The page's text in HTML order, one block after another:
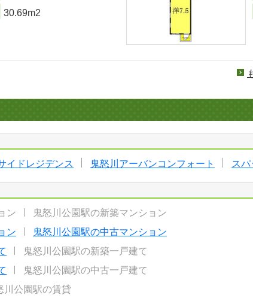
30.69m2
イドレジデンス 鬼怒川アーバンコンフォート スパ
ン
鬼怒川公園駅の新築マンション
ン
鬼怒川公園駅の中古マンション
鬼怒川公園駅の新築一戸建て
鬼怒川公園駅の中古一戸建て
川公園駅の賃貸